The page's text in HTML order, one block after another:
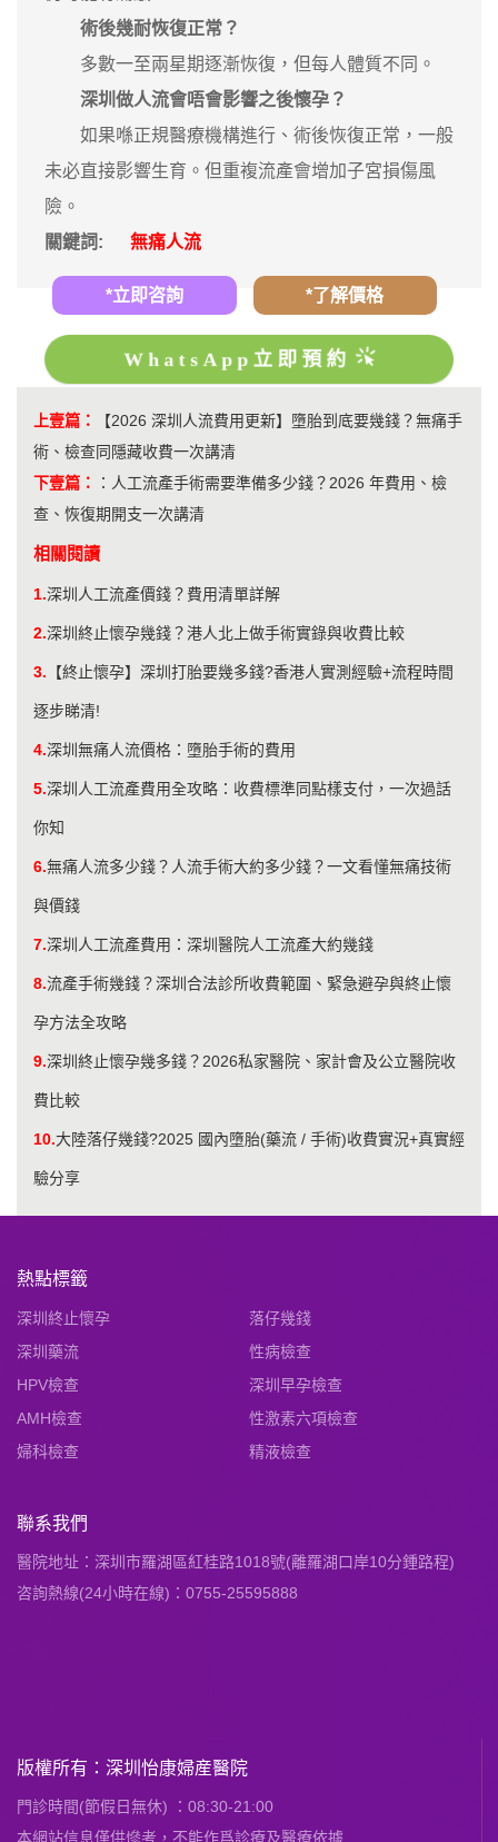
術後幾耐恢復正常？
多數一至兩星期逐漸恢復，但每人體質不同。
深圳做人流會唔會影響之後懷孕？
如果喺正規醫療機構進行、術後恢復正常，一般
未必直接影響生育。但重複流產會增加子宮損傷風
險。
關鍵詞:
無痛人流
*立即咨詢 *了解價格
WhatsApp立即預約
上壹篇：
【2026 深圳人流費用更新】墮胎到底要幾錢？無痛手
術、檢查同隱藏收費一次講清
下壹篇：
： 人工流產手術需要準備多少錢？2026 年費用、檢
查、恢復期開支一次講清
相關閱讀
1.深圳人工流產價錢？費用清單詳解
2.深圳終止懷孕幾錢？港人北上做手術實錄與收費比較
3. 【終止懷孕】深圳打胎要幾多錢?香港人實測經驗+流程時間
逐步睇清!
4.​深圳無痛人流價格：墮胎手術的費用
5.深圳人工流產費用全攻略：收費標準同點樣支付，一次過話
你知
6.無痛人流多少錢？人流手術大約多少錢？一文看懂無痛技術
與價錢
7.​深圳人工流產費用：深圳醫院人工流產大約幾錢
8.流產手術幾錢？深圳合法診所收費範圍、緊急避孕與終止懷
孕方法全攻略
9.深圳終止懷孕幾多錢？2026私家醫院、家計會及公立醫院收
費比較
10.大陸落仔幾錢?2025 國內墮胎(藥流 / 手術)收費實況+真實經
驗分享
熱點標籤
深圳終止懷孕
落仔幾錢
深圳藥流
性病檢查
HPV檢查
深圳早孕檢查
AMH檢查
性激素六項檢查
婦科檢查
精液檢查
聯系我們
醫院地址：深圳市羅湖區紅桂路1018號(離羅湖口岸10分鍾路程)
咨詢熱線(24小時在線)：0755-25595888
版權所有：深圳怡康婦産醫院
門診時間(節假日無休) ：08:30-21:00
本網站信息僅供慘考，不能作爲診療及醫療依據